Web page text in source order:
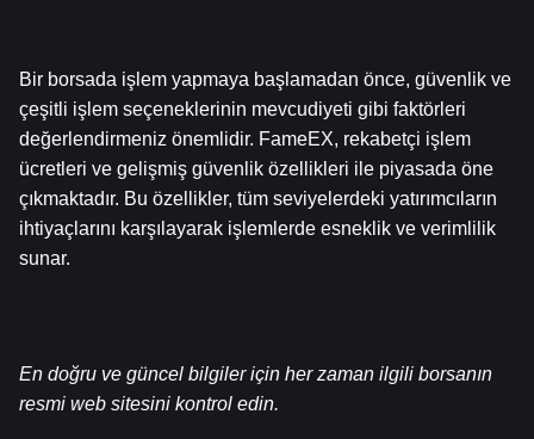
Bir borsada işlem yapmaya başlamadan önce, güvenlik ve
çeşitli işlem seçeneklerinin mevcudiyeti gibi faktörleri
değerlendirmeniz önemlidir. FameEX, rekabetçi işlem
ücretleri ve gelişmiş güvenlik özellikleri ile piyasada öne
çıkmaktadır. Bu özellikler, tüm seviyelerdeki yatırımcıların
ihtiyaçlarını karşılayarak işlemlerde esneklik ve verimlilik
sunar.
En doğru ve güncel bilgiler için her zaman ilgili borsanın
resmi web sitesini kontrol edin.